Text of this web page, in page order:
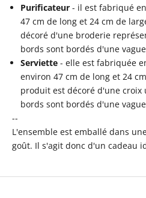
Purificateur - il est fabriqué
47 cm de long et 24 cm de
décoré d'une broderie
bords sont bordés d'une
Serviette - elle est fabriquée
environ 47 cm de long et 24
produit est décoré d'une croix
bords sont bordés d'une
--
L'ensemble est emballé dans
goût. Il s'agit donc d'un cadeau